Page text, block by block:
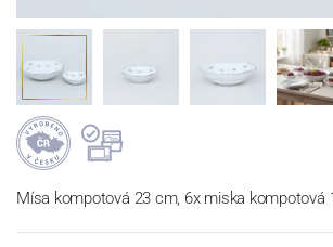
Mísa kompotová 23 cm, 6x miska kompotová